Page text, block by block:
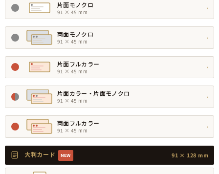
片面モノクロ
91 × 45 mm
›
両面モノクロ
91 × 45 mm
›
片面フルカラー
91 × 45 mm
›
片面カラー・片面モノクロ
91 × 45 mm
›
両面フルカラー
91 × 45 mm
›
大判カード NEW 91 × 128 mm